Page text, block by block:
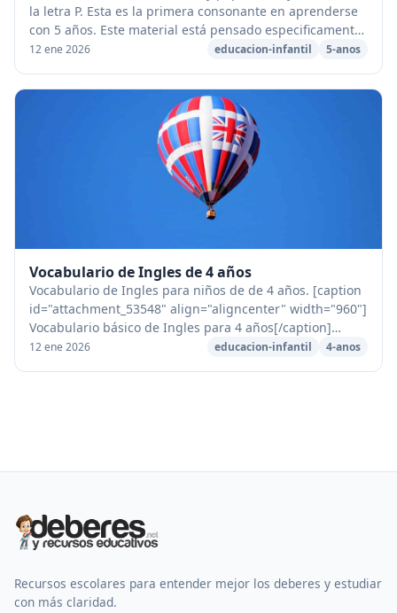
la letra P. Esta es la primera consonante en aprenderse
con 5 años. Este material está pensado especificamente
para los procesos de grafomot...
12 ene 2026 educacion-infantil 5-anos
Vocabulario de Ingles de 4 años
Vocabulario de Ingles para niños de de 4 años. [caption
id="attachment_53548" align="aligncenter" width="960"]
Vocabulario básico de Ingles para 4 años[/caption]
PRIMER TRIMESTRE CONTENIDOS DE INGLÉS ...
12 ene 2026 educacion-infantil 4-anos
Recursos escolares para entender mejor los deberes y estudiar
con más claridad.